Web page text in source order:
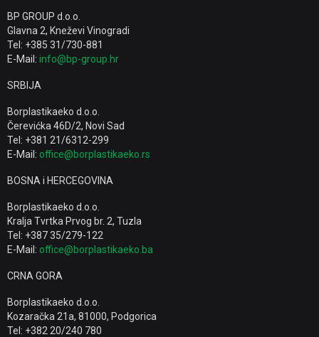
BP GROUP d.o.o.
Glavna 2, Kneževi Vinogradi
Tel: +385 31/730-881
E-Mail: info@bp-group.hr
SRBIJA
Borplastikaeko d.o.o.
Čerevićka 46D/2, Novi Sad
Tel: +381 21/6312-299
E-Mail: office@borplastikaeko.rs
BOSNA i HERCEGOVINA
Borplastikaeko d.o.o.
Kralja Tvrtka Prvog br. 2, Tuzla
Tel: +387 35/279-122
E-Mail: office@borplastikaeko.ba
CRNA GORA
Borplastikaeko d.o.o.
Kozaračka 21a, 81000, Podgorica
Tel: +382 20/240 780